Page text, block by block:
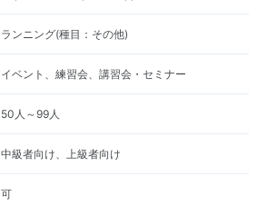
ランニング(種目：その他)
イベント、練習会、講習会・セミナー
50人～99人
中級者向け、上級者向け
可